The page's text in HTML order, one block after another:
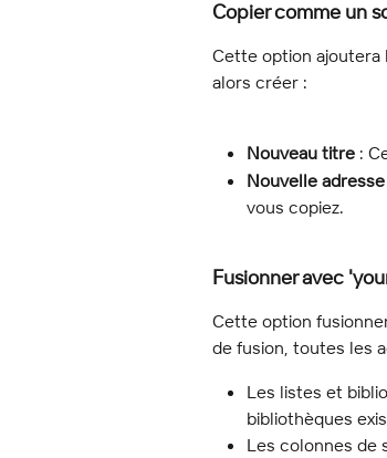
Copier comme un
Cette option ajoutera
alors créer :
Nouveau titre :
Nouvelle
vous copiez.
Fusionner avec
Cette option
de fusion, toutes les
Les listes et
bibliothèques
Les colonnes de